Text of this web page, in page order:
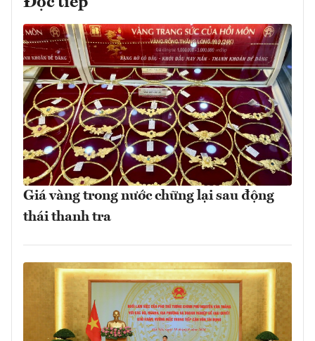
Giá vàng trong nước chững lại sau động
thái thanh tra